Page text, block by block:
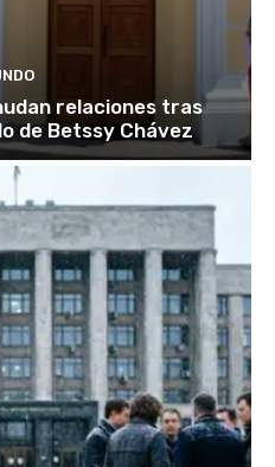
relaciones tras
de Betssy Chávez